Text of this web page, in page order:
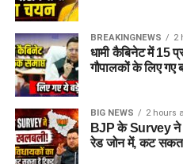
BREAKINGNEWS 2
धामी कैबिनेट में 15
गौपालकों के लिए
BIG NEWS 2 hours
BJP के Survey ने
रेड जोन में, कट